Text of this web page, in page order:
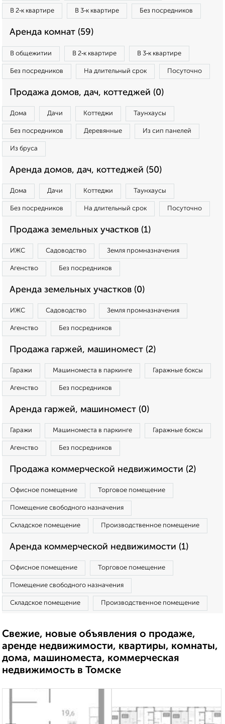
В 2‑к квартире В 3‑к квартире Без посредников
Аренда комнат (59)
В общежитии В 2‑к квартире В 3‑к квартире
Без посредников На длительный срок Посуточно
Продажа домов, дач, коттеджей (0)
Дома Дачи Коттеджи Таунхаусы
Без посредников Деревянные Из сип панелей
Из бруса
Аренда домов, дач, коттеджей (50)
Дома Дачи Коттеджи Таунхаусы
Без посредников На длительный срок Посуточно
Продажа земельных участков (1)
ИЖС Садоводство Земля промназначения
Агенство Без посредников
Аренда земельных участков (0)
ИЖС Садоводство Земля промназначения
Агенство Без посредников
Продажа гаржей, машиномест (2)
Гаражи Машиноместа в паркинге Гаражные боксы
Агенство Без посредников
Аренда гаржей, машиномест (0)
Гаражи Машиноместа в паркинге Гаражные боксы
Агенство Без посредников
Продажа коммерческой недвижимости (2)
Офисное помещение Торговое помещение
Помещение свободного назначения
Складское помещение Производственное помещение
Аренда коммерческой недвижимости (1)
Офисное помещение Торговое помещение
Помещение свободного назначения
Складское помещение Производственное помещение
Свежие, новые объявления о продаже,
аренде недвижимости, квартиры, комнаты,
дома, машиноместа, коммерческая
недвижимость в Томске